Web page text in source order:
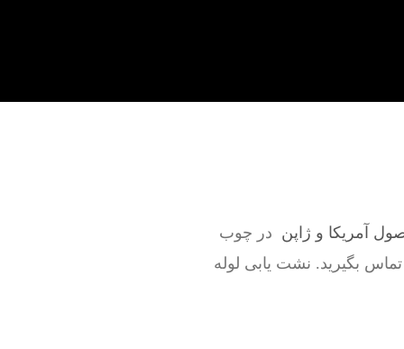
آمریکا و ژاپن در چوب
تماس بگیرید. نشت یابی لوله